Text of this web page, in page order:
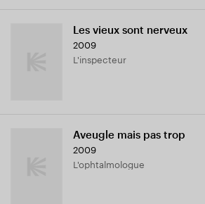
Les vieux sont nerveux
2009
L'inspecteur
Aveugle mais pas trop
2009
L'ophtalmologue